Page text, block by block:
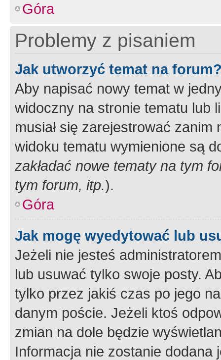
Góra
Problemy z pisaniem
Jak utworzyć temat na
Aby napisać nowy temat w
widoczny na stronie tematu lub
musiał się zarejestrować
widoku tematu wymienione są
zakładać nowe tematy na tym
tym forum, itp.).
Góra
Jak mogę wyedytować lub
Jeżeli nie jesteś
lub usuwać tylko swoje posty.
tylko przez jakiś czas po jego
danym poście. Jeżeli ktoś
zmian na dole będzie
Informacja nie zostanie dodana